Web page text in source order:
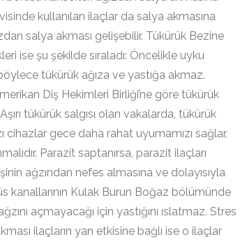
kullanılan ilaçlar da salya akmasına
salya akması gelişebilir. Tükürük Bezine
ise şu şekilde sıraladı: Öncelikle uyku
tükürük ağıza ve yastığa akmaz.
Diş Hekimleri Birliği’ne göre tükürük
tükürük salgısı olan vakalarda, tükürük
cihazlar gece daha rahat uyumamızı sağlar,
Parazit saptanırsa, parazit ilaçları
ağzından nefes almasına ve dolayısıyla
kanallarının Kulak Burun Boğaz bölümünde
açmayacağı için yastığını ıslatmaz. Stres
ilaçların yan etkisine bağlı ise o ilaçlar